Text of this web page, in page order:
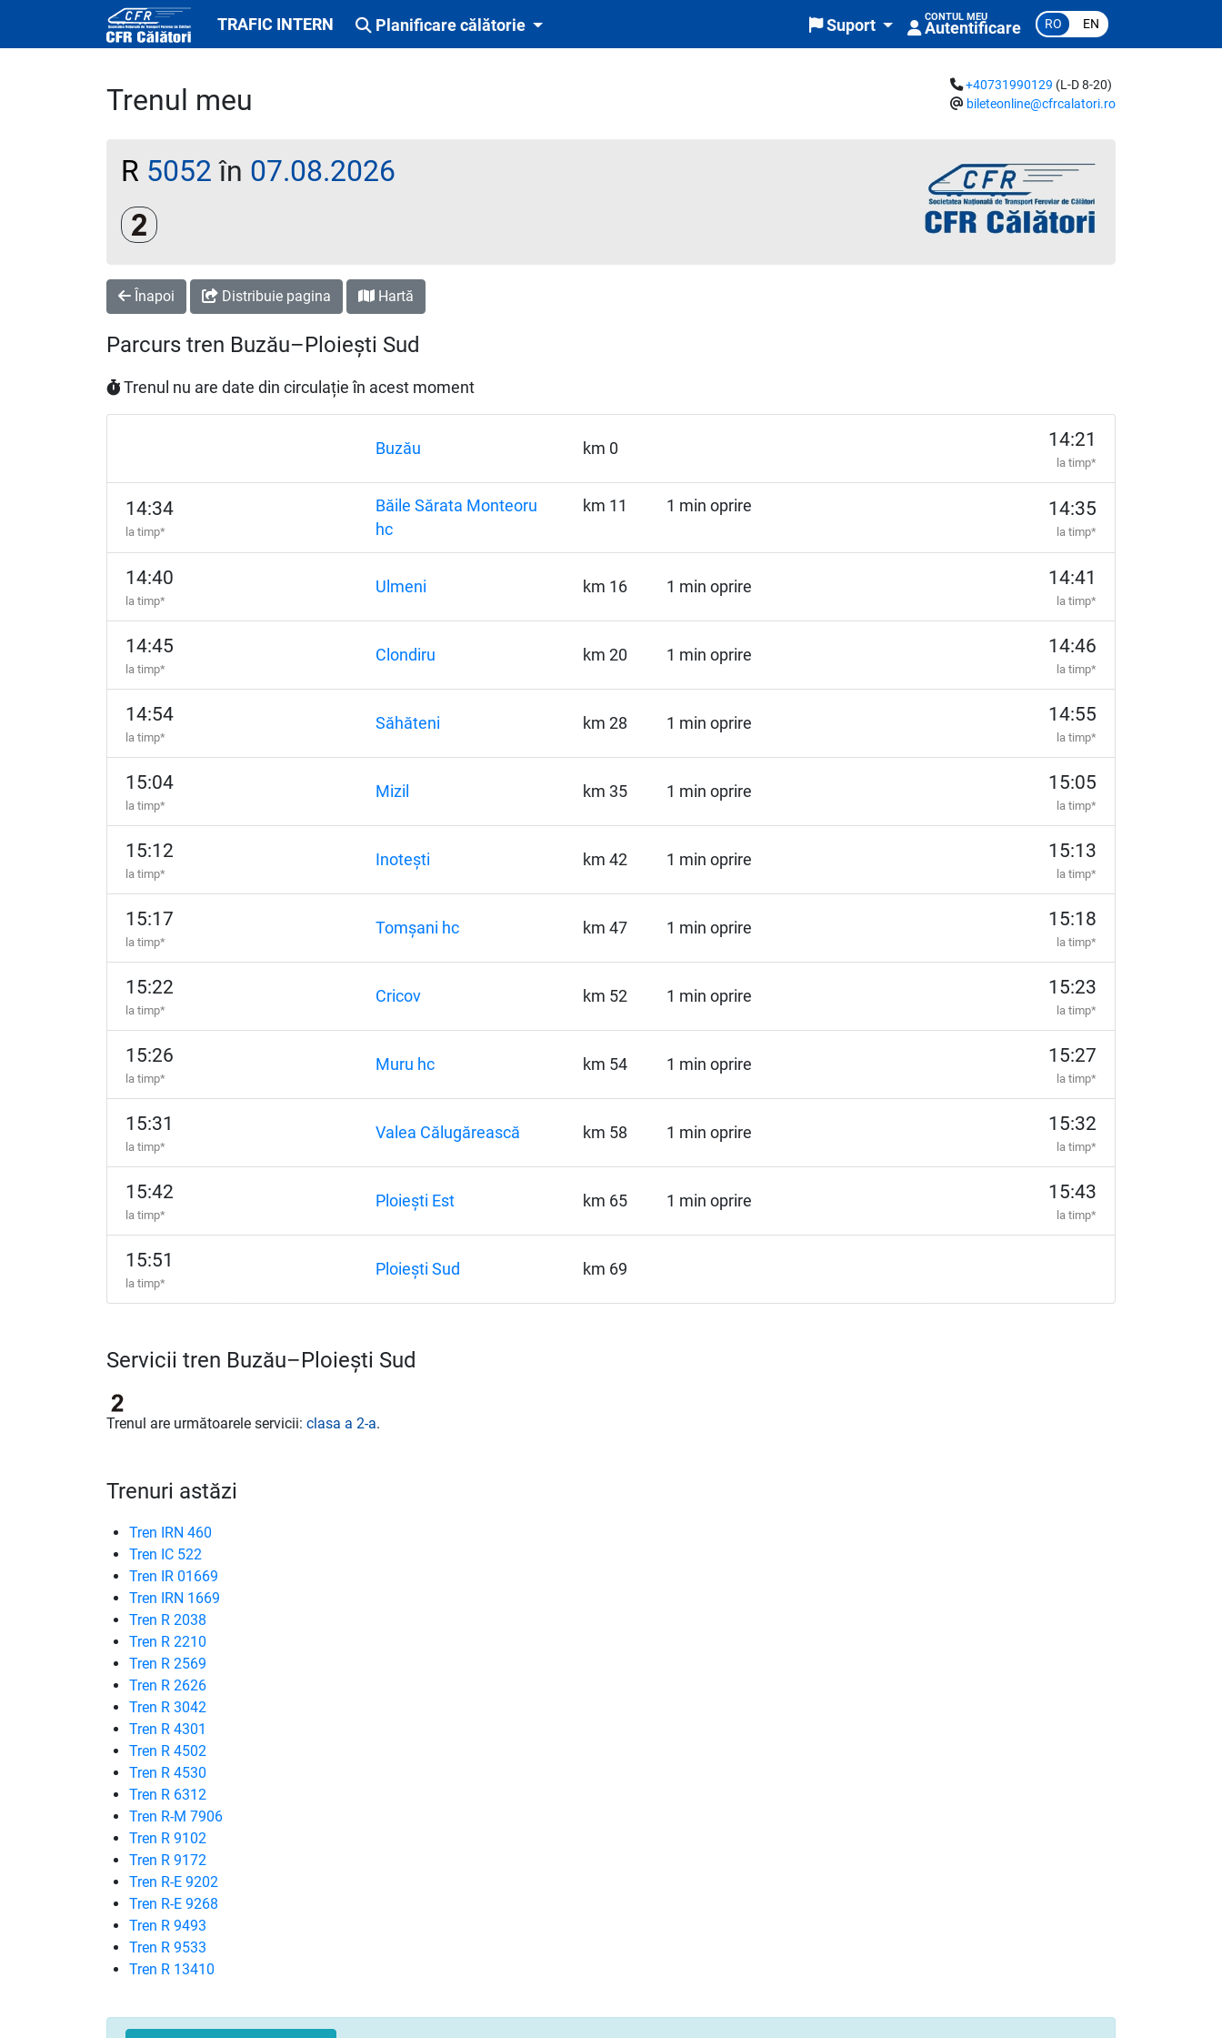
TRAFIC INTERN Planificare călătorie Suport CONTUL MEU
Autentificare RO EN
Trenul meu +40731990129 (L-D 8-20)
bileteonline@cfrcalatori.ro
R 5052 în 07.08.2026
Clasa a 2-a
Înapoi Distribuie pagina Hartă
Parcurs tren Buzău–Ploiești Sud
Trenul nu are date din circulație în acest moment
Buzău km 0 14:21
la timp*
14:34
la timp*
Băile Sărata Monteoru
hc
km 11 1 min oprire 14:35
la timp*
14:40
la timp*
Ulmeni km 16 1 min oprire 14:41
la timp*
14:45
la timp*
Clondiru km 20 1 min oprire 14:46
la timp*
14:54
la timp*
Săhăteni km 28 1 min oprire 14:55
la timp*
15:04
la timp*
Mizil km 35 1 min oprire 15:05
la timp*
15:12
la timp*
Inotești km 42 1 min oprire 15:13
la timp*
15:17
la timp*
Tomșani hc km 47 1 min oprire 15:18
la timp*
15:22
la timp*
Cricov km 52 1 min oprire 15:23
la timp*
15:26
la timp*
Muru hc km 54 1 min oprire 15:27
la timp*
15:31
la timp*
Valea Călugărească km 58 1 min oprire 15:32
la timp*
15:42
la timp*
Ploiești Est km 65 1 min oprire 15:43
la timp*
15:51
la timp*
Ploiești Sud km 69
Servicii tren Buzău–Ploiești Sud
Trenul are următoarele servicii: clasa a 2-a.
Trenuri astăzi
Tren IRN 460
Tren IC 522
Tren IR 01669
Tren IRN 1669
Tren R 2038
Tren R 2210
Tren R 2569
Tren R 2626
Tren R 3042
Tren R 4301
Tren R 4502
Tren R 4530
Tren R 6312
Tren R-M 7906
Tren R 9102
Tren R 9172
Tren R-E 9202
Tren R-E 9268
Tren R 9493
Tren R 9533
Tren R 13410